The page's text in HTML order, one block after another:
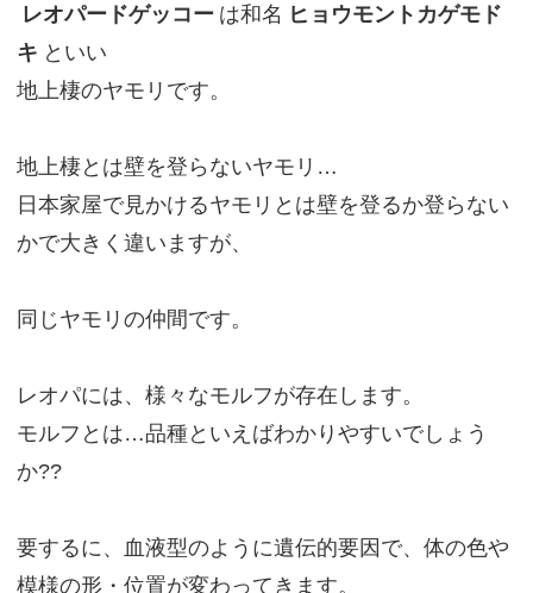
レオパードゲッコー は和名 ヒョウモントカゲモド
キ といい
地上棲のヤモリです。
地上棲とは壁を登らないヤモリ…
日本家屋で見かけるヤモリとは壁を登るか登らない
かで大きく違いますが、
同じヤモリの仲間です。
レオパには、様々なモルフが存在します。
モルフとは…品種といえばわかりやすいでしょう
か??
要するに、血液型のように遺伝的要因で、体の色や
模様の形・位置が変わってきます。